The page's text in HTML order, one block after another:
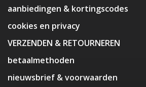
aanbiedingen & kortingscodes
cookies en privacy
VERZENDEN & RETOURNEREN
betaalmethoden
nieuwsbrief & voorwaarden